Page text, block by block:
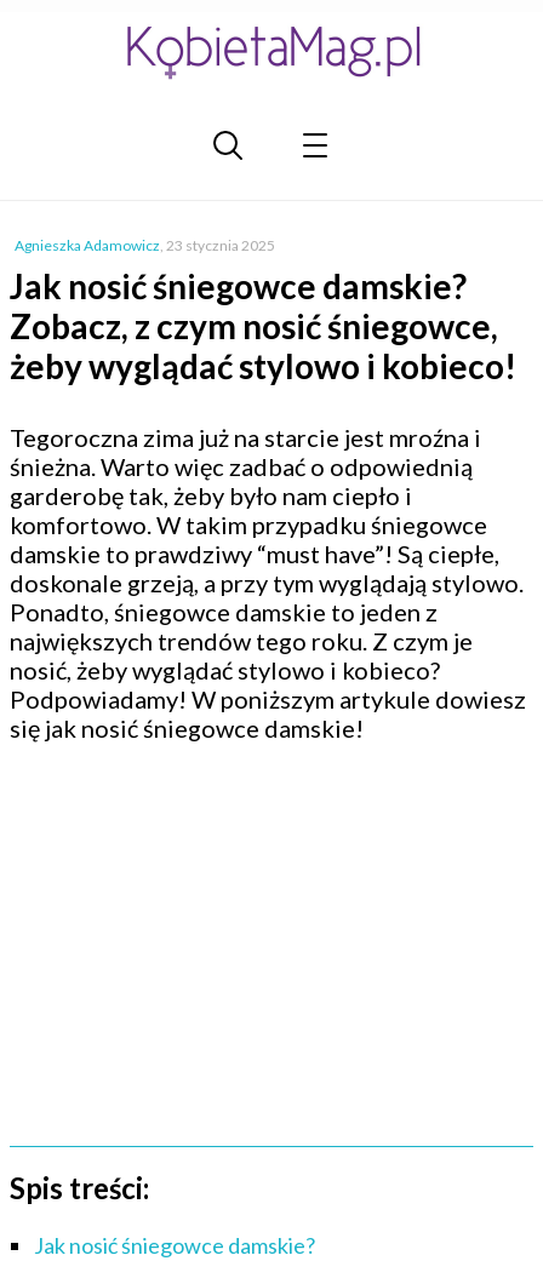
Agnieszka Adamowicz, 23 stycznia 2025
Jak nosić śniegowce damskie?
Zobacz, z czym nosić śniegowce,
żeby wyglądać stylowo i kobieco!
Tegoroczna zima już na starcie jest mroźna i
śnieżna. Warto więc zadbać o odpowiednią
garderobę tak, żeby było nam ciepło i
komfortowo. W takim przypadku śniegowce
damskie to prawdziwy “must have”! Są ciepłe,
doskonale grzeją, a przy tym wyglądają stylowo.
Ponadto, śniegowce damskie to jeden z
największych trendów tego roku. Z czym je
nosić, żeby wyglądać stylowo i kobieco?
Podpowiadamy! W poniższym artykule dowiesz
się jak nosić śniegowce damskie!
Spis treści:
Jak nosić śniegowce damskie?